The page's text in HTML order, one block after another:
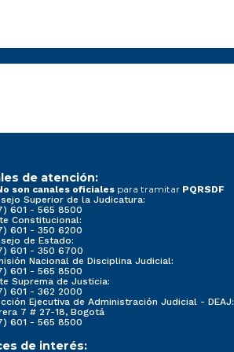
de atención:
son canales oficiales para tramitar PQRSDF
Superior de la Judicatura:
601 - 565 8500
Constitucional:
601 - 350 6200
de Estado:
601 - 350 6700
Nacional de Disciplina Judicial:
601 - 565 8500
Suprema de Justicia:
601 - 362 2000
Ejecutiva de Administración Judicial - DEAJ:
7 # 27-18, Bogotá
601 - 565 8500
de interés: